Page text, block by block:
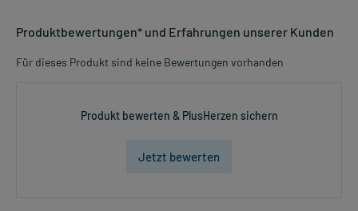
Produktbewertungen* und Erfahrungen unserer Kunden
Für dieses Produkt sind keine Bewertungen vorhanden
Produkt bewerten & PlusHerzen sichern
Jetzt bewerten